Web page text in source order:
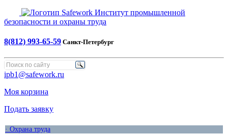
Safework Институт промышленной
безопасности и охраны труда
8(812) 993-65-59 Санкт-Петербург
ipb1@safework.ru
Моя корзина
Подать заявку
· Охрана труда